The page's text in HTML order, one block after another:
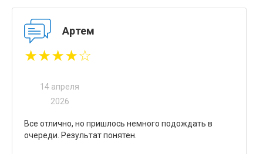
Артем
★★★★☆
14 апреля
2026
Все отлично, но пришлось немного подождать в
очереди. Результат понятен.